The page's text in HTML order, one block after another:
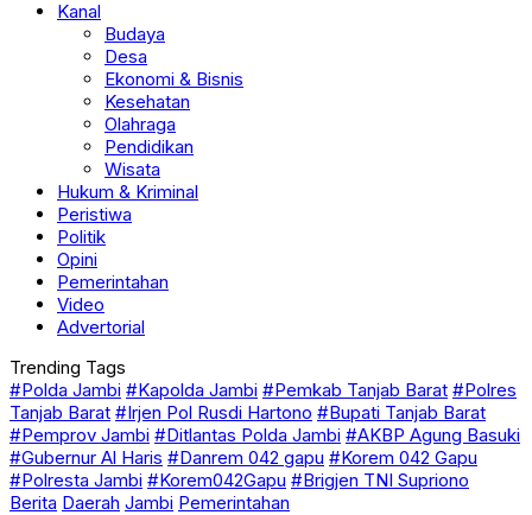
Kanal
Budaya
Desa
Ekonomi & Bisnis
Kesehatan
Olahraga
Pendidikan
Wisata
Hukum & Kriminal
Peristiwa
Politik
Opini
Pemerintahan
Video
Advertorial
Trending Tags
#Polda Jambi #Kapolda Jambi #Pemkab Tanjab Barat #Polres
Tanjab Barat #Irjen Pol Rusdi Hartono #Bupati Tanjab Barat
#Pemprov Jambi #Ditlantas Polda Jambi #AKBP Agung Basuki
#Gubernur Al Haris #Danrem 042 gapu #Korem 042 Gapu
#Polresta Jambi #Korem042Gapu #Brigjen TNI Supriono
Berita Daerah Jambi Pemerintahan